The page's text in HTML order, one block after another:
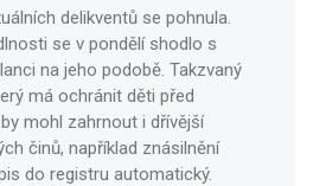
delikventů se pohnula.
se v pondělí shodlo s
na jeho podobě. Takzvaný
má ochránit děti před
mohl zahrnout i dřívější
činů, například znásilnění
do registru automatický.